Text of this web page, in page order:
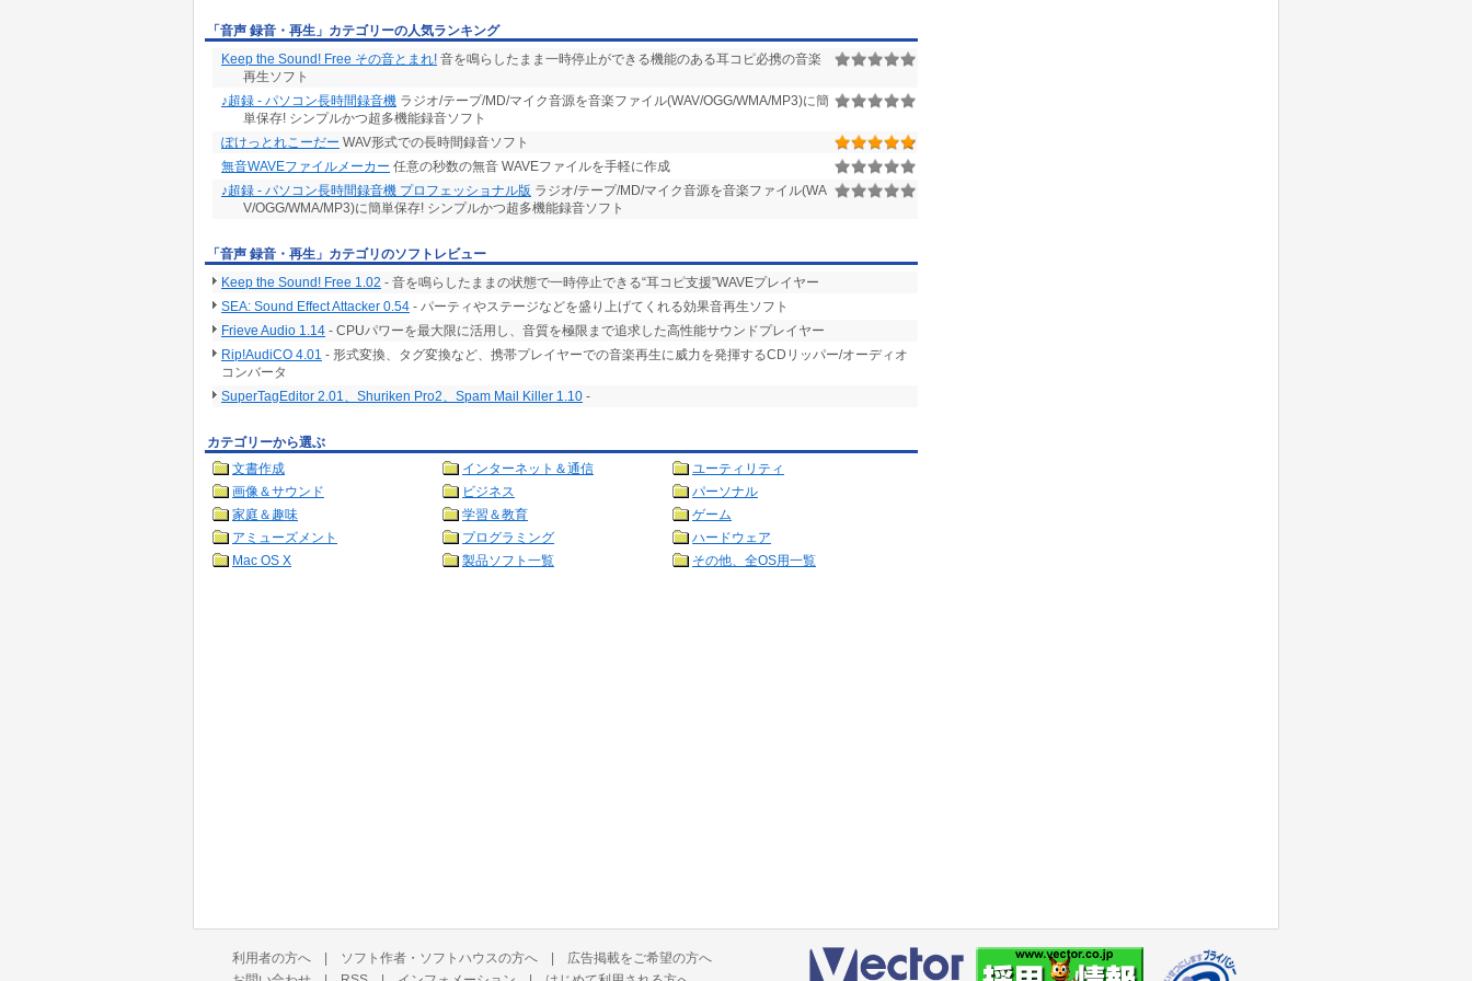
「音声 録音・再生」カテゴリーの人気ランキング
Keep the Sound! Free その音とまれ! 音を鳴らしたまま一時停止ができる機能のある耳コピ必携の音楽
再生ソフト
♪超録 - パソコン長時間録音機 ラジオ/テープ/MD/マイク音源を音楽ファイル(WAV/OGG/WMA/MP3)に簡
単保存! シンプルかつ超多機能録音ソフト
ぽけっとれこーだー WAV形式での長時間録音ソフト
無音WAVEファイルメーカー 任意の秒数の無音 WAVEファイルを手軽に作成
♪超録 - パソコン長時間録音機 プロフェッショナル版 ラジオ/テープ/MD/マイク音源を音楽ファイル(WA
V/OGG/WMA/MP3)に簡単保存! シンプルかつ超多機能録音ソフト
「音声 録音・再生」カテゴリのソフトレビュー
Keep the Sound! Free 1.02 - 音を鳴らしたままの状態で一時停止できる“耳コピ支援”WAVEプレイヤー
SEA: Sound Effect Attacker 0.54 - パーティやステージなどを盛り上げてくれる効果音再生ソフト
Frieve Audio 1.14 - CPUパワーを最大限に活用し、音質を極限まで追求した高性能サウンドプレイヤー
Rip!AudiCO 4.01 - 形式変換、タグ変換など、携帯プレイヤーでの音楽再生に威力を発揮するCDリッパー/オーディオ
コンバータ
SuperTagEditor 2.01、Shuriken Pro2、Spam Mail Killer 1.10 -
カテゴリーから選ぶ
文書作成
インターネット＆通信
ユーティリティ
画像＆サウンド
ビジネス
パーソナル
家庭＆趣味
学習＆教育
ゲーム
アミューズメント
プログラミング
ハードウェア
Mac OS X
製品ソフト一覧 その他、全OS用一覧
利用者の方へ | ソフト作者・ソフトハウスの方へ | 広告掲載をご希望の方へ